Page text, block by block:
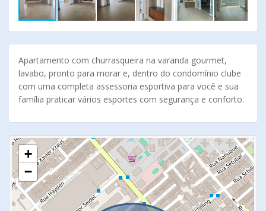
Apartamento com churrasqueira na varanda gourmet,
lavabo, pronto para morar e, dentro do condomínio clube
com uma completa assessoria esportiva para você e sua
família praticar vários esportes com segurança e conforto.
+
−